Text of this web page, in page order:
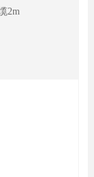
2m